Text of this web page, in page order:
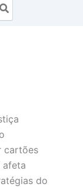
cartões
afeta
do